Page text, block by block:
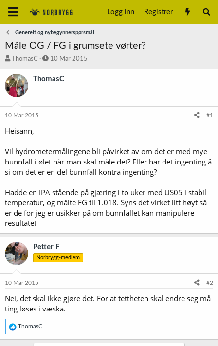
Logg inn Registrer
Generelt og nybegynnerspørsmål
Måle OG / FG i grumsete vørter?
T
å
d
s
t
ThomasC
S
a
10 Mar 2015
ThomasC
10 Mar 2015 #1
Heisann,
Vil hydrometermålingene bli påvirket av om det er med mye
bunnfall i ølet når man skal måle det? Eller har det ingenting å
si om det er en del bunnfall kontra ingenting?
Hadde en IPA stående på gjæring i to uker med US05 i stabil
temperatur, og målte FG til 1.018. Syns det virket litt høyt så
er de for jeg er usikker på om bunnfallet kan manipulere
resultatet
Petter F
Norbrygg-medlem
10 Mar 2015 #2
Nei, det skal ikke gjøre det. For at tettheten skal endre seg må
ting løses i væska.
R
e
a
ThomasC